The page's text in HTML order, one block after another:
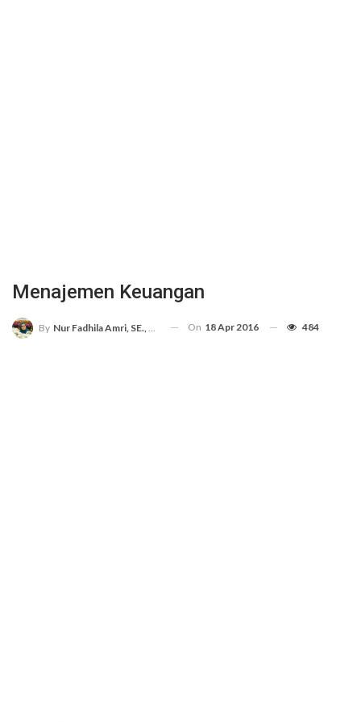
Menajemen Keuangan
By Nur Fadhila Amri, SE., Ak., M.Si On 18 Apr 2016 484